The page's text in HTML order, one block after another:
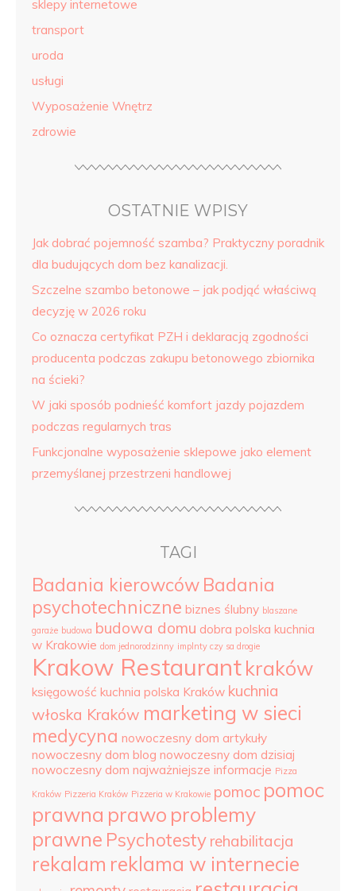
sklepy internetowe
transport
uroda
usługi
Wyposażenie Wnętrz
zdrowie
OSTATNIE WPISY
Jak dobrać pojemność szamba? Praktyczny poradnik
dla budujących dom bez kanalizacji.
Szczelne szambo betonowe – jak podjąć właściwą
decyzję w 2026 roku
Co oznacza certyfikat PZH i deklaracją zgodności
producenta podczas zakupu betonowego zbiornika
na ścieki?
W jaki sposób podnieść komfort jazdy pojazdem
podczas regularnych tras
Funkcjonalne wyposażenie sklepowe jako element
przemyślanej przestrzeni handlowej
TAGI
Badania kierowców Badania
psychotechniczne biznes ślubny blaszane
garaże budowa budowa domu dobra polska kuchnia
w Krakowie dom jednorodzinny implnty czy sa drogie
Krakow Restaurantkraków
księgowość kuchnia polska Kraków kuchnia
włoska Kraków marketing w sieci
medycyna nowoczesny dom artykuły
nowoczesny dom blog nowoczesny dom dzisiaj
nowoczesny dom najważniejsze informacje Pizza
Kraków Pizzeria Kraków Pizzeria w Krakowie pomoc pomoc
prawna prawo problemy
prawne Psychotesty rehabilitacja
rekalam reklama w internecie